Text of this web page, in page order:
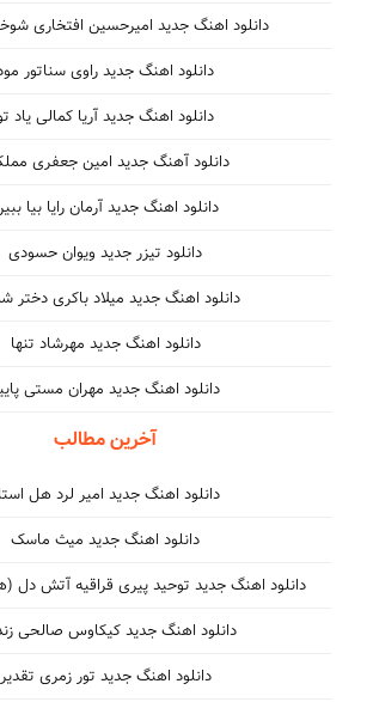
دانلود اهنگ جدید امیرحسین افتخاری
دانلود اهنگ جدید راوی سناتور
دانلود اهنگ جدید آریا کمالی یاد
دانلود آهنگ جدید امین جعفری
دانلود اهنگ جدید آرمان رایا بیا
دانلود تیزر جدید ویوان حسودی
دانلود اهنگ جدید میلاد باکری دختر
دانلود اهنگ جدید مهرشاد تنها
دانلود اهنگ جدید مهران مستی
آخرین مطالب
دانلود اهنگ جدید امیر لرد هل
دانلود اهنگ جدید میث ماسک
دانلود اهنگ جدید توحید پیری قراقیه آتش
دانلود اهنگ جدید کیکاوس صالحی
دانلود اهنگ جدید تور زمری تقدیر